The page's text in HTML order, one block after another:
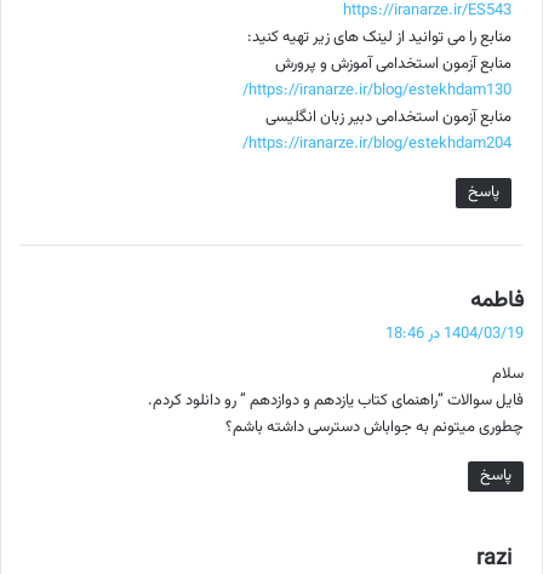
ه
https://iranarze.ir/ES543
منابع را می توانید از لینک های زیر تهیه کنید:
منابع آزمون استخدامی آموزش و پرورش
https://iranarze.ir/blog/estekhdam130/
منابع آزمون استخدامی دبیر زبان انگلیسی
https://iranarze.ir/blog/estekhdam204/
پاسخ
فاطمه
ف
1404/03/19 در 18:46
سلام
فایل سوالات “راهنمای کتاب یازدهم و دوازدهم ” رو دانلود کردم.
چطوری میتونم به جواباش دسترسی داشته باشم؟
پاسخ
razi